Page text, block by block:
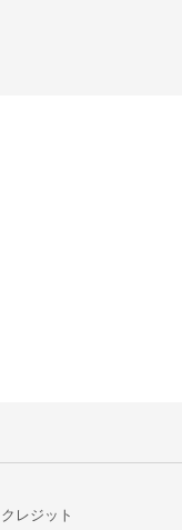
クレジット